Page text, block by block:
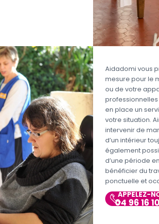
Aidadomi vous
mesure pour le
ou de votre
en place un
votre situation.
intervenir de
d’un intérieur
également
d’une période
bénéficier du
ponctuelle et
APPELEZ-
04 96 16